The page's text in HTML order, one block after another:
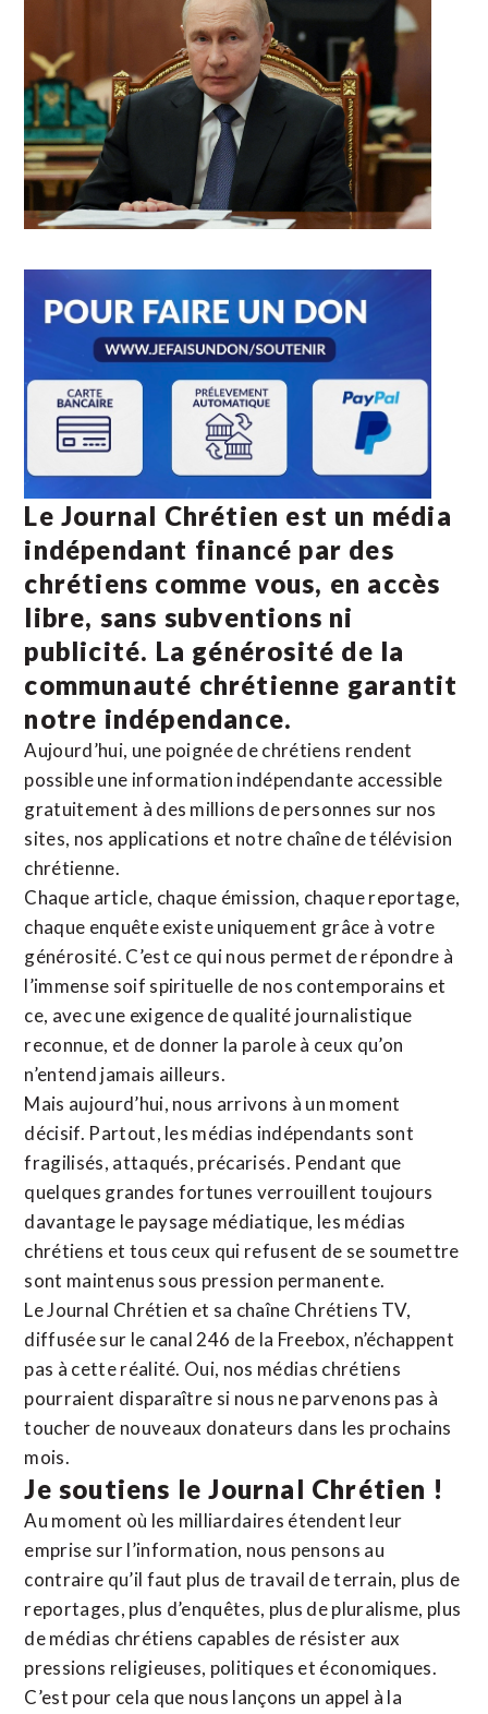
Le Journal Chrétien est un média
indépendant financé par des
chrétiens comme vous, en accès
libre, sans subventions ni
publicité. La générosité de la
communauté chrétienne garantit
notre indépendance.
Aujourd’hui, une poignée de chrétiens rendent
possible une information indépendante accessible
gratuitement à des millions de personnes sur nos
sites, nos applications et notre chaîne de télévision
chrétienne.
Chaque article, chaque émission, chaque reportage,
chaque enquête existe uniquement grâce à votre
générosité. C’est ce qui nous permet de répondre à
l’immense soif spirituelle de nos contemporains et
ce, avec une exigence de qualité journalistique
reconnue, et de donner la parole à ceux qu’on
n’entend jamais ailleurs.
Mais aujourd’hui, nous arrivons à un moment
décisif. Partout, les médias indépendants sont
fragilisés, attaqués, précarisés. Pendant que
quelques grandes fortunes verrouillent toujours
davantage le paysage médiatique, les médias
chrétiens et tous ceux qui refusent de se soumettre
sont maintenus sous pression permanente.
Le Journal Chrétien et sa chaîne Chrétiens TV,
diffusée sur le canal 246 de la Freebox, n’échappent
pas à cette réalité. Oui, nos médias chrétiens
pourraient disparaître si nous ne parvenons pas à
toucher de nouveaux donateurs dans les prochains
mois.
Je soutiens le Journal Chrétien !
Au moment où les milliardaires étendent leur
emprise sur l’information, nous pensons au
contraire qu’il faut plus de travail de terrain, plus de
reportages, plus d’enquêtes, plus de pluralisme, plus
de médias chrétiens capables de résister aux
pressions religieuses, politiques et économiques.
C’est pour cela que nous lançons un appel à la